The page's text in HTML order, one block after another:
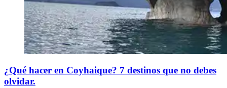
¿Qué hacer en Coyhaique? 7 destinos que no debes
olvidar.